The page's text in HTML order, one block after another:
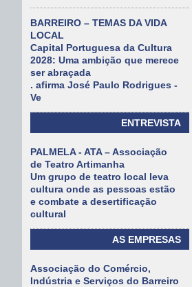
BARREIRO – TEMAS DA VIDA
LOCAL
Capital Portuguesa da Cultura
2028: Uma ambição que merece
ser abraçada
. afirma José Paulo Rodrigues -
Ve
ENTREVISTA
PALMELA - ATA – Associação
de Teatro Artimanha
Um grupo de teatro local leva
cultura onde as pessoas estão
e combate a desertificação
cultural
AS EMPRESAS
Associação do Comércio,
Indústria e Serviços do Barreiro